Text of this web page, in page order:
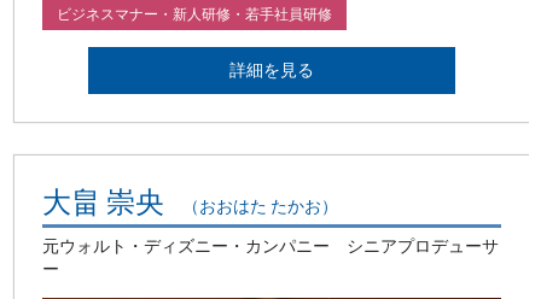
ビジネスマナー・新人研修・若手社員研修
詳細を見る
大畠 崇央 （おおはた たかお）
元ウォルト・ディズニー・カンパニー シニアプロデューサ
ー